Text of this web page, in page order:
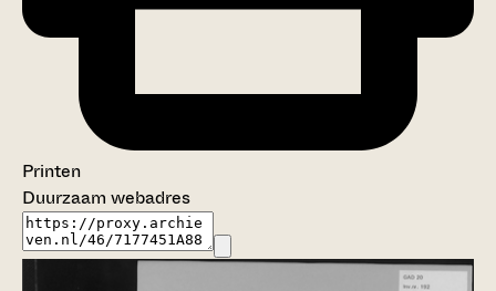
Printen
Duurzaam webadres